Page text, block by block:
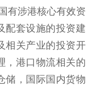
有涉港核心有效资
配套设施的投资建
相关产业的投资开
，港口物流相关的
储，国际国内货物